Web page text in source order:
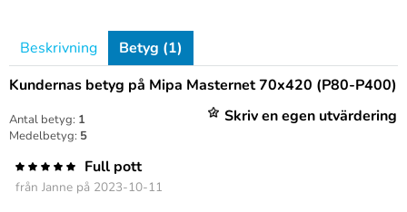
Beskrivning
Betyg (1)
Kundernas betyg på Mipa Masternet 70x420 (P80-P400)
Antal betyg: 1
Medelbetyg: 5
Skriv en egen utvärdering
Full pott
från Janne på 2023-10-11